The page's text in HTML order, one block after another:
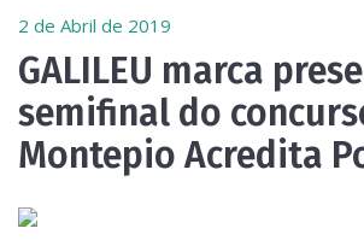
2 de Abril de 2019
GALILEU marca
semifinal do
Montepio Acredita